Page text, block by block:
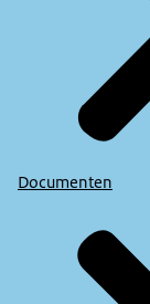
Documenten